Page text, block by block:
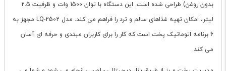
بدون روغن) طراحی شده است. این دستگاه با توان 1500 وات و ظرفیت 2.5
لیتر، امکان تهیه غذاهای سالم و ترد را فراهم می کند. مدل LQ-2502 مجهز به
6 برنامه اتوماتیک پخت است که کار را برای کاربران مبتدی و حرفه ای آسان
می کند.